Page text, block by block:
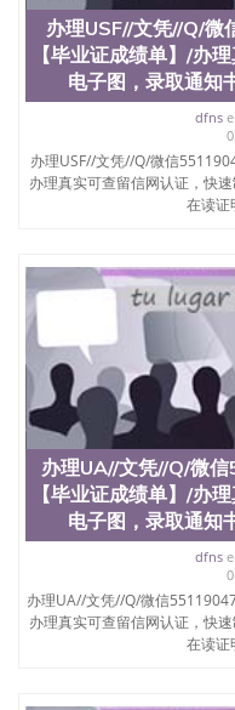
QQ微信551190476
University, 又译为“圣
年，简称SJSU，是加
西地区的公立大学之
心，占地154公顷。
名综合性公立大学，
茅的毕业薪资，浓厚
教育质量，被《福克
合性大学，每年有来
生前往求学。 至今，
誉为美国本科教育质
计系更是在当今美国
业生大多可以在其所
机会。许多硅谷公司
供许多相应科系的实
(UC)，还是加州州立
都占据着加州所有大
学座落于硅谷(Silicon
地区为全美的重要科
134种学士学科和65
国的学生来此就读。
子工程学，工商管理
受性肯定及好评；而
也吸引了众多不同国
二、办理流程： 1、
定金下单； 3、公司
4、电子图做好发给客
品部做成品； 6、成
办理USF//文凭//Q/
【毕业证成绩单】/办
电子图，录取通知
dfns
办理USF//文凭//Q/微信
办理真实可查留信网认证，快
在读
办理UA//文凭//Q/微
【毕业证成绩单】/办
电子图，录取通知
dfns
办理UA//文凭//Q/微信
办理真实可查留信网认证，快
在读